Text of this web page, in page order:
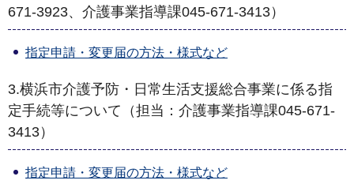
671-3923、介護事業指導課045-671-3413）
指定申請・変更届の方法・様式など
3.横浜市介護予防・日常生活支援総合事業に係る指
定手続等について（担当：介護事業指導課045-671-
3413）
指定申請・変更届の方法・様式など